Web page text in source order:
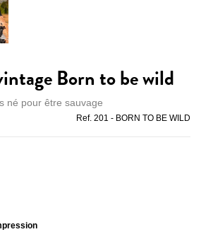
Born to be wild
né pour être sauvage
Ref. 201 - BORN TO BE WILD